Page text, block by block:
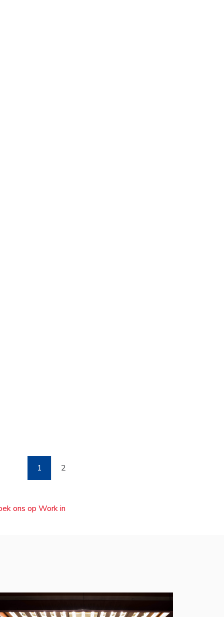
1 2
ons op Work in